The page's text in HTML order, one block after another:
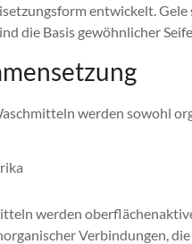
entwickelt.
die Basis gewöhnlicher
werden sowohl
werden
Verbindungen,